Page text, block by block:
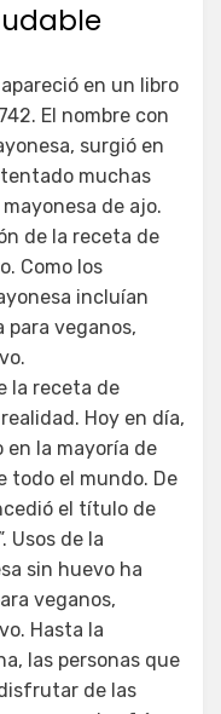
en un libro
El nombre con
surgió en
muchas
de ajo.
de la receta de
Como los
incluían
para veganos,
la receta de
Hoy en día,
en la mayoría de
todo el mundo. De
el título de
Usos de la
sin huevo ha
veganos,
Hasta la
las personas que
de las